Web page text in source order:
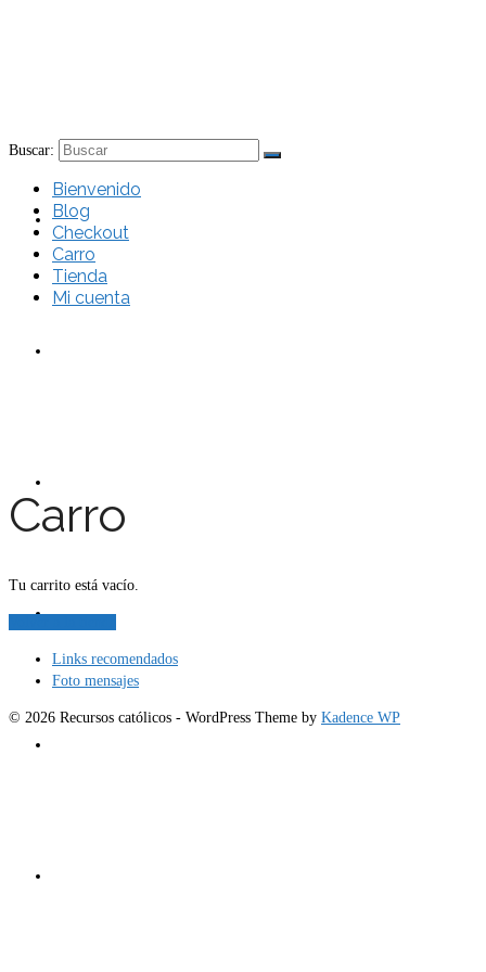
Bienvenido
Carro
Buscar:
Bienvenido
Blog
Checkout
Carro
Tienda
Mi cuenta
Carro
Tu carrito está vacío.
Links recomendados
Foto mensajes
© 2026 Recursos católicos - WordPress Theme by Kadence WP